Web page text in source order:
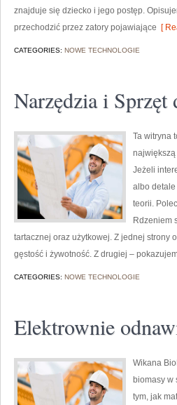
znajduje się dziecko i jego postęp.
przechodzić przez zatory pojawiające [
CATEGORIES: NOWE TECHNOLOGIE
Narzędzia i
Ta witryna
największą
Jeżeli
albo detale
teorii.
Rdzeniem
tartacznej oraz użytkowej. Z jednej strony
gęstość i żywotność. Z drugiej –
CATEGORIES: NOWE TECHNOLOGIE
Elektrownie
Wikana
biomasy w
tym, jak